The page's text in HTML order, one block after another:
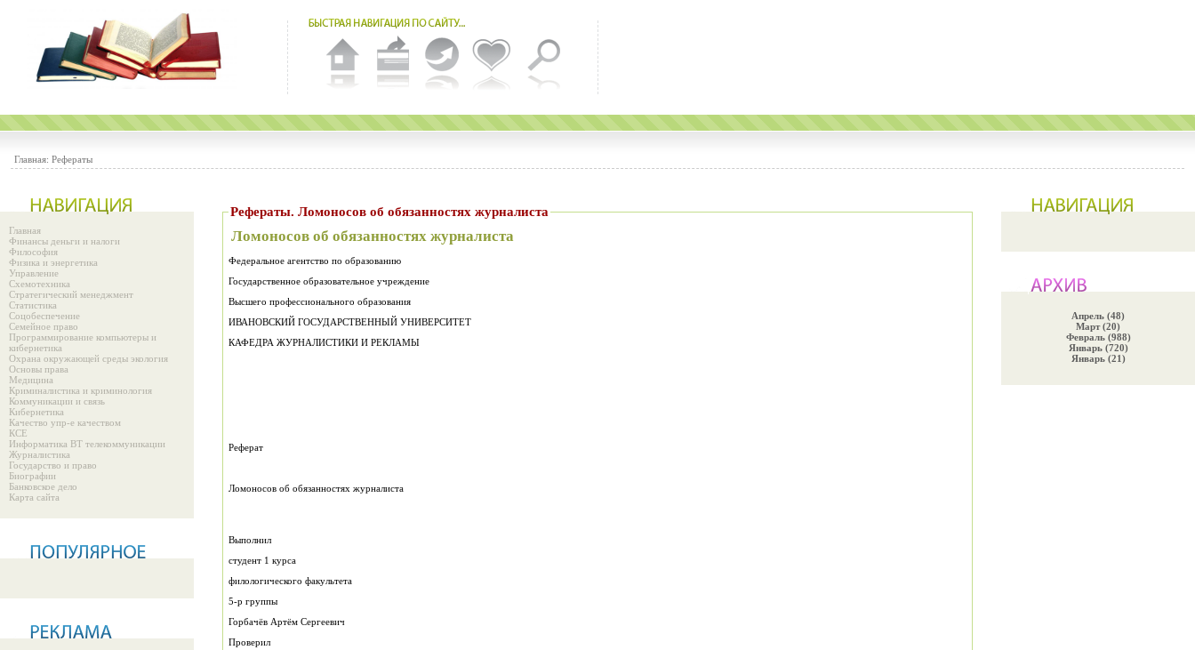
Главная: Рефераты
Главная
Финансы деньги и налоги
Философия
Физика и энергетика
Управление
Схемотехника
Стратегический менеджмент
Статистика
Соцобеспечение
Семейное право
Программирование компьютеры и
кибернетика
Охрана окружающей среды экология
Основы права
Медицина
Криминалистика и криминология
Коммуникации и связь
Кибернетика
Качество упр-е качеством
КСЕ
Информатика ВТ телекоммуникации
Журналистика
Государство и право
Биографии
Банковское дело
Карта сайта
Рефераты. Ломоносов об обязанностях журналиста
Ломоносов об обязанностях журналиста
Федеральное агентство по образованию
Государственное образовательное учреждение
Высшего профессионального образования
ИВАНОВСКИЙ ГОСУДАРСТВЕННЫЙ УНИВЕРСИТЕТ
КАФЕДРА ЖУРНАЛИСТИКИ И РЕКЛАМЫ
Реферат
Ломоносов об обязанностях журналиста
Выполнил
студент 1 курса
филологического факультета
5-р группы
Горбачёв Артём Сергеевич
Проверил
Апрель (48)
Март (20)
Февраль (988)
Январь (720)
Январь (21)